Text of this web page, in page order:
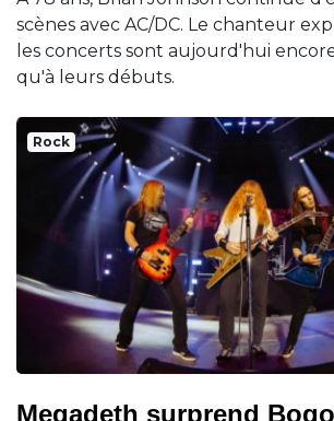
scènes avec AC/DC. Le chanteur
les concerts sont aujourd'hui
qu'à leurs débuts.
Rock
Megadeth surprend